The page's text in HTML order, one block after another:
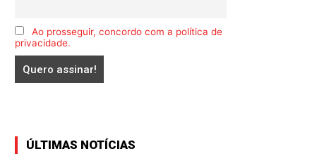
Ao prosseguir, concordo com a política de
privacidade.
ÚLTIMAS NOTÍCIAS